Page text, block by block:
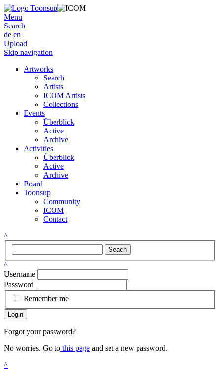
Menu
Search
de en
Upload
Skip navigation
Artworks
Search
Artists
ICOM Artists
Collections
Events
Überblick
Active
Archive
Activities
Überblick
Active
Archive
Board
Toonsup
Community
ICOM
Contact
^
Seach
^
Username
Password
Remember me
Login
Forgot your password?
No worries. Go to this page and set a new password.
^